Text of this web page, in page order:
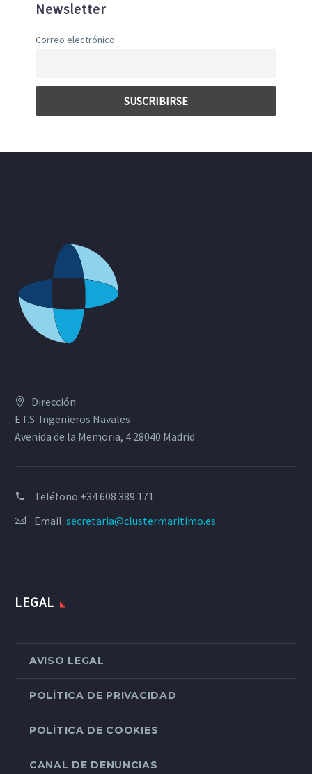
Newsletter
Correo electrónico
Dirección
E.T.S. Ingenieros Navales
Avenida de la Memoria, 4 28040 Madrid
Teléfono +34 608 389 171
Email: secretaria@clustermaritimo.es
LEGAL
AVISO LEGAL
POLÍTICA DE PRIVACIDAD
POLÍTICA DE COOKIES
CANAL DE DENUNCIAS